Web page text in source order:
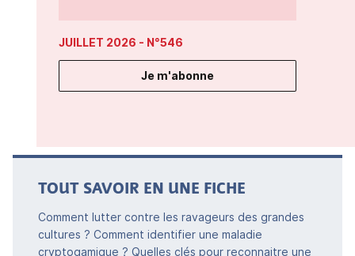
JUILLET 2026 - N°546
Je m'abonne
TOUT SAVOIR EN UNE FICHE
Comment lutter contre les ravageurs des grandes
cultures ? Comment identifier une maladie
cryptogamique ? Quelles clés pour reconnaitre une